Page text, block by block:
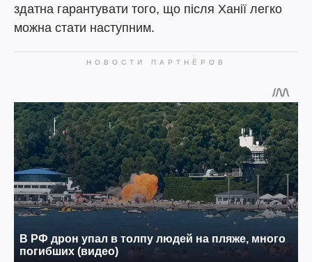
здатна гарантувати того, що після Ханії легко
можна стати наступним.